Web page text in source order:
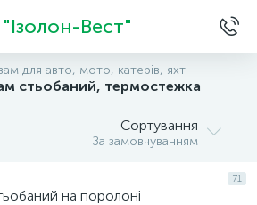
Вест"
для авто, мото, катерів, яхт
стьобаний, термостежка
Сортування
За замовчуванням
71
на поролоні